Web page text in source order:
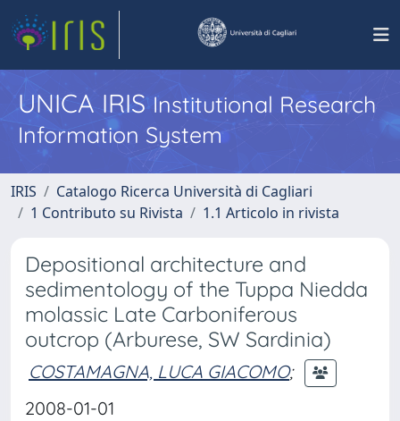
UNICA IRISInstitutional Research
Information System
IRIS
Catalogo Ricerca Università di Cagliari
1 Contributo su Rivista
1.1 Articolo in rivista
Depositional architecture and
sedimentology of the Tuppa Niedda
molassic Late Carboniferous
outcrop (Arburese, SW Sardinia)
COSTAMAGNA, LUCA GIACOMO;
2008-01-01